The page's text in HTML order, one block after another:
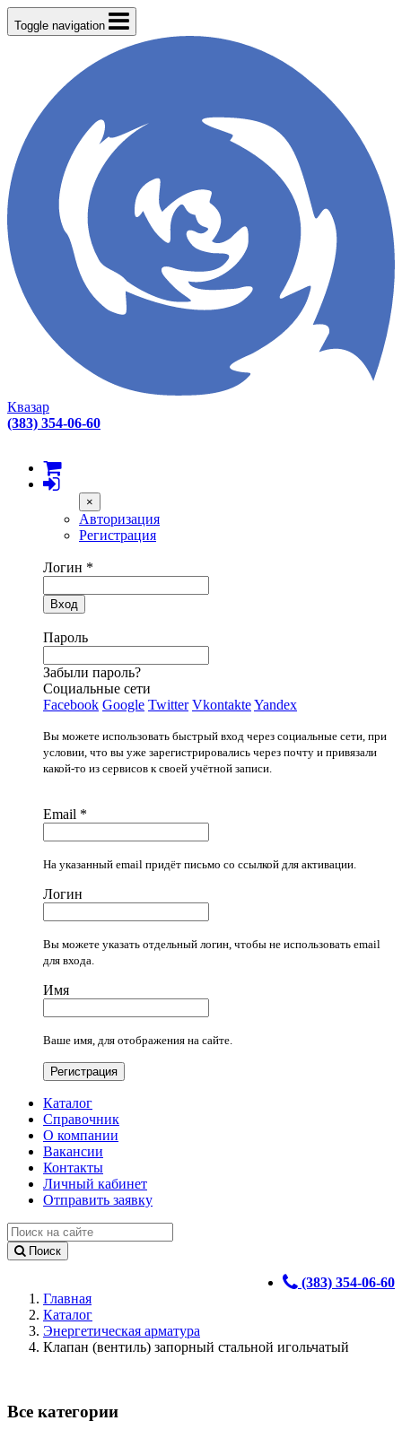
Toggle navigation
Квазар
(383) 354-06-60
×
Авторизация
Регистрация
Логин *
Вход
Пароль
Забыли пароль?
Социальные сети
Facebook Google Twitter VkontakteYandex
Вы можете использовать быстрый вход через социальные сети, при
условии, что вы уже зарегистрировались через почту и привязали
какой-то из сервисов к своей учётной записи.
Email *
На указанный email придёт письмо со ссылкой для активации.
Логин
Вы можете указать отдельный логин, чтобы не использовать email
для входа.
Имя
Ваше имя, для отображения на сайте.
Регистрация
Каталог
Справочник
О компании
Вакансии
Контакты
Личный кабинет
Отправить заявку
Поиск
(383) 354-06-60
Главная
Каталог
Энергетическая арматура
Клапан (вентиль) запорный стальной игольчатый
Все категории